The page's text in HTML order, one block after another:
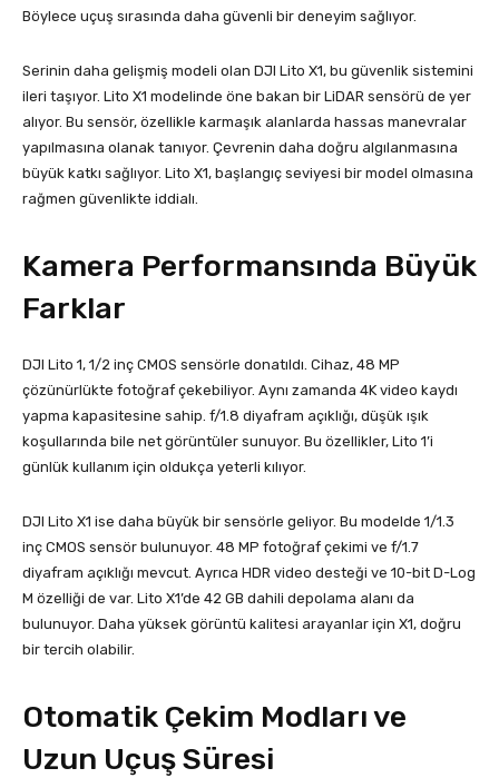
Böylece uçuş sırasında daha güvenli bir deneyim sağlıyor.
Serinin daha gelişmiş modeli olan DJI Lito X1, bu güvenlik sistemini
ileri taşıyor. Lito X1 modelinde öne bakan bir LiDAR sensörü de yer
alıyor. Bu sensör, özellikle karmaşık alanlarda hassas manevralar
yapılmasına olanak tanıyor. Çevrenin daha doğru algılanmasına
büyük katkı sağlıyor. Lito X1, başlangıç seviyesi bir model olmasına
rağmen güvenlikte iddialı.
Kamera Performansında Büyük
Farklar
DJI Lito 1, 1/2 inç CMOS sensörle donatıldı. Cihaz, 48 MP
çözünürlükte fotoğraf çekebiliyor. Aynı zamanda 4K video kaydı
yapma kapasitesine sahip. f/1.8 diyafram açıklığı, düşük ışık
koşullarında bile net görüntüler sunuyor. Bu özellikler, Lito 1’i
günlük kullanım için oldukça yeterli kılıyor.
DJI Lito X1 ise daha büyük bir sensörle geliyor. Bu modelde 1/1.3
inç CMOS sensör bulunuyor. 48 MP fotoğraf çekimi ve f/1.7
diyafram açıklığı mevcut. Ayrıca HDR video desteği ve 10-bit D-Log
M özelliği de var. Lito X1’de 42 GB dahili depolama alanı da
bulunuyor. Daha yüksek görüntü kalitesi arayanlar için X1, doğru
bir tercih olabilir.
Otomatik Çekim Modları ve
Uzun Uçuş Süresi